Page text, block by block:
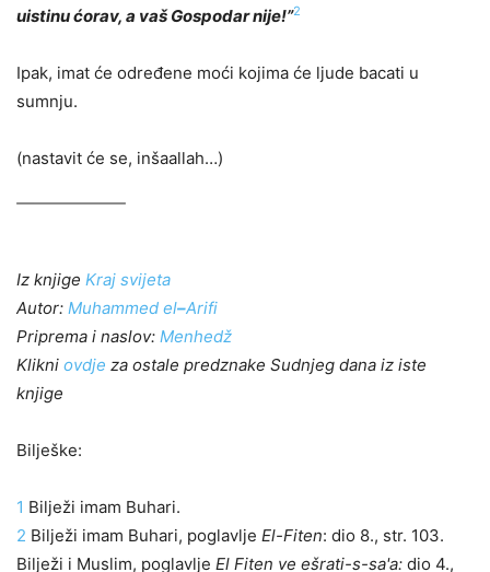
uistinu ćorav, a vaš Gospodar nije!”2
Ipak, imat će određene moći kojima će ljude bacati u
sumnju.
(nastavit će se, inšaallah…)
Iz knjige Kraj svijeta
Autor: Muhammed el–Arifi
Priprema i naslov: Menhedž
Klikni ovdje za ostale predznake Sudnjeg dana iz iste
knjige
Bilješke:
1 Bilježi imam Buhari.
2 Bilježi imam Buhari, poglavlje El-Fiten: dio 8., str. 103.
Bilježi i Muslim, poglavlje El­ Fiten ve ešrati-s-sa'a: dio 4.,